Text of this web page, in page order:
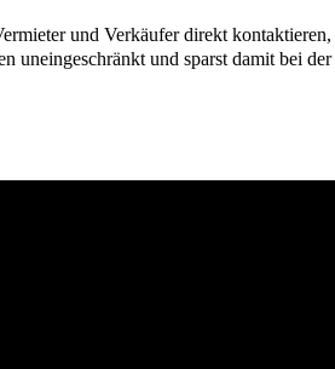
und Verkäufer direkt
und sparst damit bei